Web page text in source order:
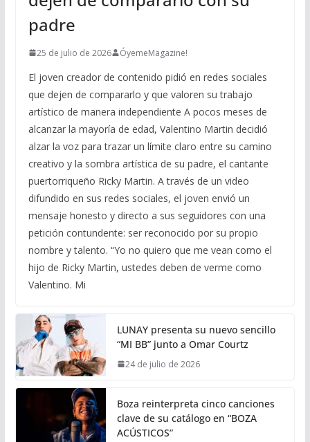
padre
25 de julio de 2026 ÓyemeMagazine!
El joven creador de contenido pidió en redes sociales
que dejen de compararlo y que valoren su trabajo
artístico de manera independiente A pocos meses de
alcanzar la mayoría de edad, Valentino Martin decidió
alzar la voz para trazar un límite claro entre su camino
creativo y la sombra artística de su padre, el cantante
puertorriqueño Ricky Martin. A través de un video
difundido en sus redes sociales, el joven envió un
mensaje honesto y directo a sus seguidores con una
petición contundente: ser reconocido por su propio
nombre y talento. “Yo no quiero que me vean como el
hijo de Ricky Martin, ustedes deben de verme como
Valentino. Mi
LUNAY presenta su nuevo sencillo
“MI BB” junto a Omar Courtz
24 de julio de 2026
Boza reinterpreta cinco canciones
clave de su catálogo en “BOZA
ACÚSTICOS”